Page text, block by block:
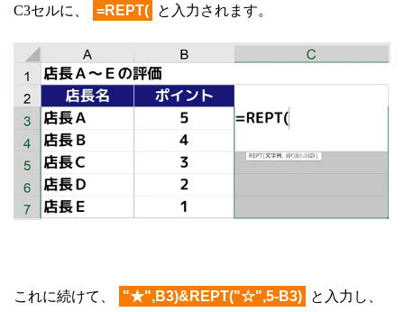
C3セルに、 =REPT( と入力されます。
これに続けて、 "★",B3)&REPT("☆",5-B3) と入力し、